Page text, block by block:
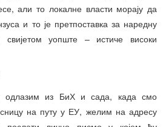
али то локалне власти морају да
и то је претпоставка за наредну
уопште – истиче високи
одлазим из БиХ и сада, када смо
на путу у ЕУ, желим на адресу